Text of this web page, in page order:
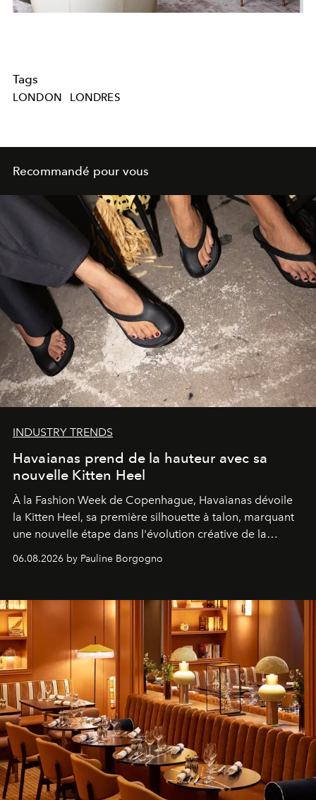
Tags
LONDON LONDRES
Recommandé pour vous
INDUSTRY TRENDS
Havaianas prend de la hauteur avec sa
nouvelle Kitten Heel
À la Fashion Week de Copenhague, Havaianas dévoile
la Kitten Heel, sa première silhouette à talon, marquant
une nouvelle étape dans l'évolution créative de la
06.08.2026 by Pauline Borgogno